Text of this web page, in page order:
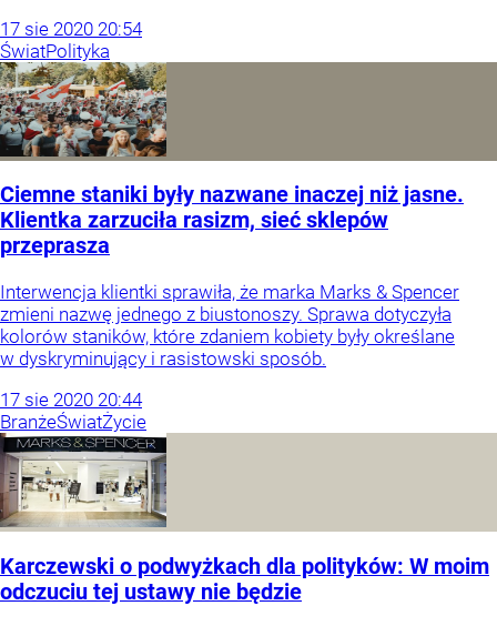
17 sie 2020 20:54
ŚwiatPolityka
Ciemne staniki były nazwane inaczej niż jasne.
Klientka zarzuciła rasizm, sieć sklepów
przeprasza
Interwencja klientki sprawiła, że marka Marks & Spencer
zmieni nazwę jednego z biustonoszy. Sprawa dotyczyła
kolorów staników, które zdaniem kobiety były określane
w dyskryminujący i rasistowski sposób.
17 sie 2020 20:44
BranżeŚwiatŻycie
Karczewski o podwyżkach dla polityków: W moim
odczuciu tej ustawy nie będzie